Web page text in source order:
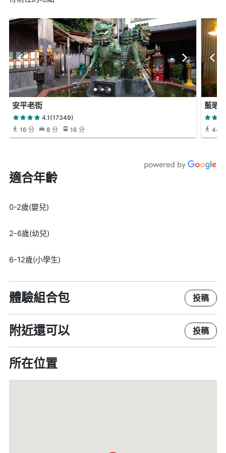
安平老街
4.1(17349)
16 分
8 分 16 分
藍晒
44
適合年齡
0-2歲(嬰兒)
2-6歲(幼兒)
6-12歲(小學生)
體驗組合包 投稿
附近還可以 投稿
所在位置